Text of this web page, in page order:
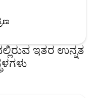
ಇತರ ಉನ್ನತ